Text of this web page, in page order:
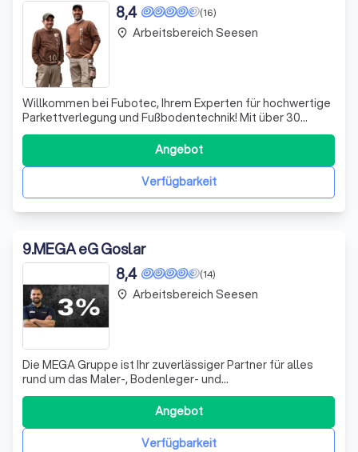
(16)
8,4
Willkommen bei Fubotec, Ihrem Experten für hochwertige
Parkettverlegung und Fußbodentechnik! Mit über 30
Jahren Erfahrung in der Branche setzen wir auf
zertifizierte, deutsche Produkte und modernste
Maschinentechnik, um Ihnen ein angenehmes Raumklima
zu bieten. Wir verstehen, dass jeder Raum einziga
Verfügbarkeit
Angebot
place Arbeitsbereich Seesen
9.MEGA eG Goslar
(14)
8,4
Die MEGA Gruppe ist Ihr zuverlässiger Partner für alles
rund um das Maler-, Bodenleger- und
Stuckateurhandwerk. Wir bieten ein umfassendes
Sortiment an hochwertigen Farben, Lacken, Lasuren,
Dämmsystemen, Putzen, Bauchemie und Bautenschutz.
Darüber hinaus finden Sie bei uns eine breite Auswahl an
Verfügbarkeit
Angebot
place Arbeitsbereich Seesen